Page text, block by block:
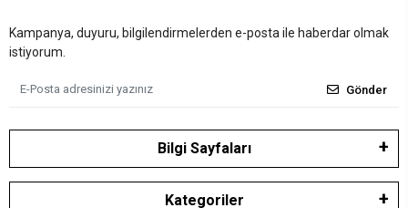
Kampanya, duyuru, bilgilendirmelerden e-posta ile haberdar olmak
istiyorum.
Gönder
Bilgi Sayfaları
Kategoriler